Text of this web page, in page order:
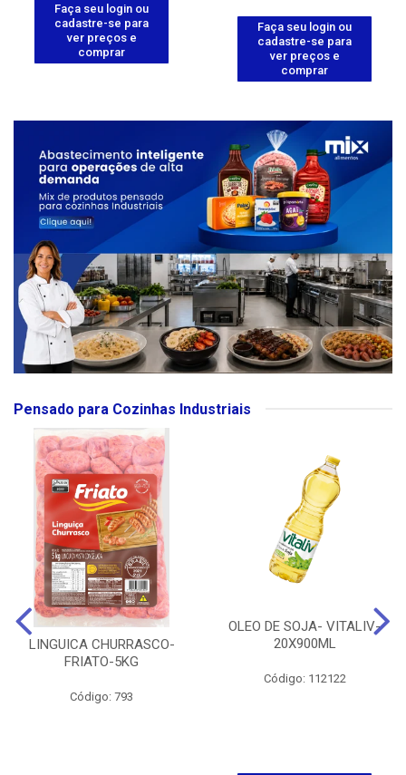
Faça seu login ou
cadastre-se para
ver preços e
comprar
Faça seu login ou
cadastre-se para
ver preços e
comprar
Pensado para Cozinhas Industriais
LINGUICA CHURRASCO-
FRIATO-5KG
Código: 793
OLEO DE SOJA- VITALIV-
20X900ML
Código: 112122